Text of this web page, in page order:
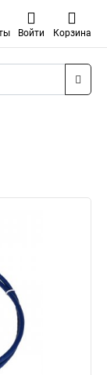
Войти Корзина